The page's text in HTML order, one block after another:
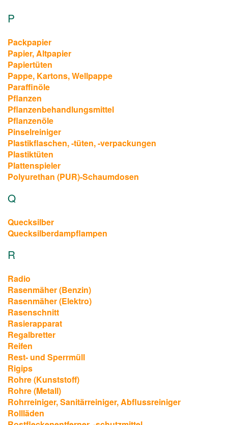
P
Packpapier
Papier, Altpapier
Papiertüten
Pappe, Kartons, Wellpappe
Paraffinöle
Pflanzen
Pflanzenbehandlungsmittel
Pflanzenöle
Pinselreiniger
Plastikflaschen, -tüten, -verpackungen
Plastiktüten
Plattenspieler
Polyurethan (PUR)-Schaumdosen
Q
Quecksilber
Quecksilberdampflampen
R
Radio
Rasenmäher (Benzin)
Rasenmäher (Elektro)
Rasenschnitt
Rasierapparat
Regalbretter
Reifen
Rest- und Sperrmüll
Rigips
Rohre (Kunststoff)
Rohre (Metall)
Rohrreiniger, Sanitärreiniger, Abflussreiniger
Rollläden